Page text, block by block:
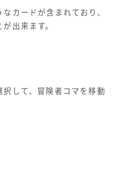
カードが含まれており、
出来ます。
して、冒険者コマを移動